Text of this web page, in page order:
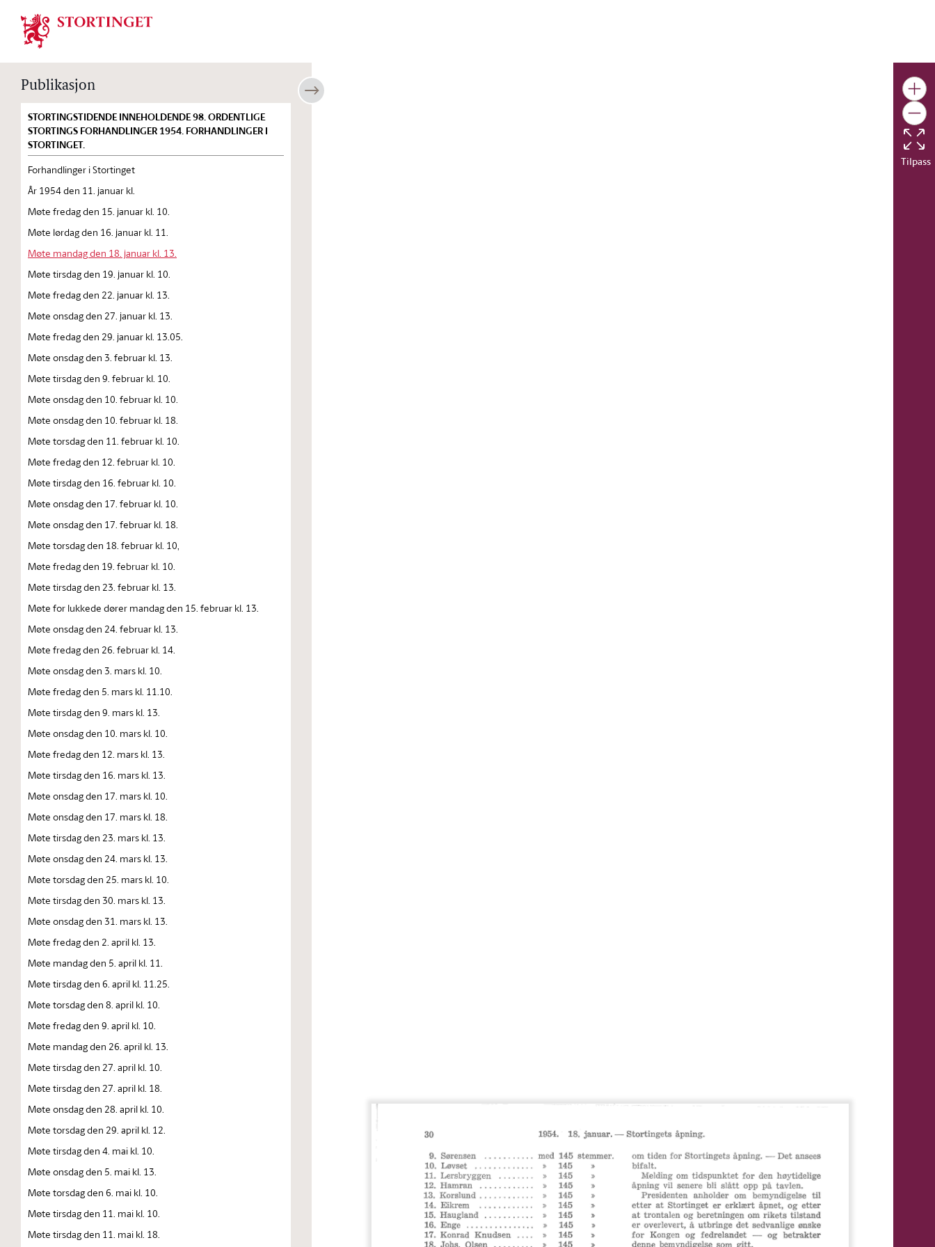
Stortinget.no
Publikasjon
STORTINGSTIDENDE INNEHOLDENDE 98. ORDENTLIGE
STORTINGS FORHANDLINGER 1954. FORHANDLINGER I
STORTINGET.
Forhandlinger i Stortinget
År 1954 den 11. januar kl.
Møte fredag den 15. januar kl. 10.
Møte lørdag den 16. januar kl. 11.
Møte mandag den 18. januar kl. 13.
Møte tirsdag den 19. januar kl. 10.
Møte fredag den 22. januar kl. 13.
Møte onsdag den 27. januar kl. 13.
Møte fredag den 29. januar kl. 13.05.
Møte onsdag den 3. februar kl. 13.
Møte tirsdag den 9. februar kl. 10.
Møte onsdag den 10. februar kl. 10.
Møte onsdag den 10. februar kl. 18.
Møte torsdag den 11. februar kl. 10.
Møte fredag den 12. februar kl. 10.
Møte tirsdag den 16. februar kl. 10.
Møte onsdag den 17. februar kl. 10.
Møte onsdag den 17. februar kl. 18.
Møte torsdag den 18. februar kl. 10,
Møte fredag den 19. februar kl. 10.
Møte tirsdag den 23. februar kl. 13.
Møte for lukkede dører mandag den 15. februar kl. 13.
Møte onsdag den 24. februar kl. 13.
Møte fredag den 26. februar kl. 14.
Møte onsdag den 3. mars kl. 10.
Møte fredag den 5. mars kl. 11.10.
Møte tirsdag den 9. mars kl. 13.
Møte onsdag den 10. mars kl. 10.
Møte fredag den 12. mars kl. 13.
Møte tirsdag den 16. mars kl. 13.
Møte onsdag den 17. mars kl. 10.
Møte onsdag den 17. mars kl. 18.
Møte tirsdag den 23. mars kl. 13.
Møte onsdag den 24. mars kl. 13.
Møte torsdag den 25. mars kl. 10.
Møte tirsdag den 30. mars kl. 13.
Møte onsdag den 31. mars kl. 13.
Møte fredag den 2. april kl. 13.
Møte mandag den 5. april kl. 11.
Møte tirsdag den 6. april kl. 11.25.
Møte torsdag den 8. april kl. 10.
Møte fredag den 9. april kl. 10.
Møte mandag den 26. april kl. 13.
Møte tirsdag den 27. april kl. 10.
Møte tirsdag den 27. april kl. 18.
Møte onsdag den 28. april kl. 10.
Møte torsdag den 29. april kl. 12.
Møte tirsdag den 4. mai kl. 10.
Møte onsdag den 5. mai kl. 13.
Møte torsdag den 6. mai kl. 10.
Møte tirsdag den 11. mai kl. 10.
Møte tirsdag den 11. mai kl. 18.